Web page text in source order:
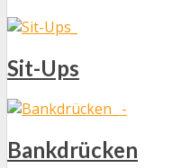
Sit-Ups
Bankdrücken